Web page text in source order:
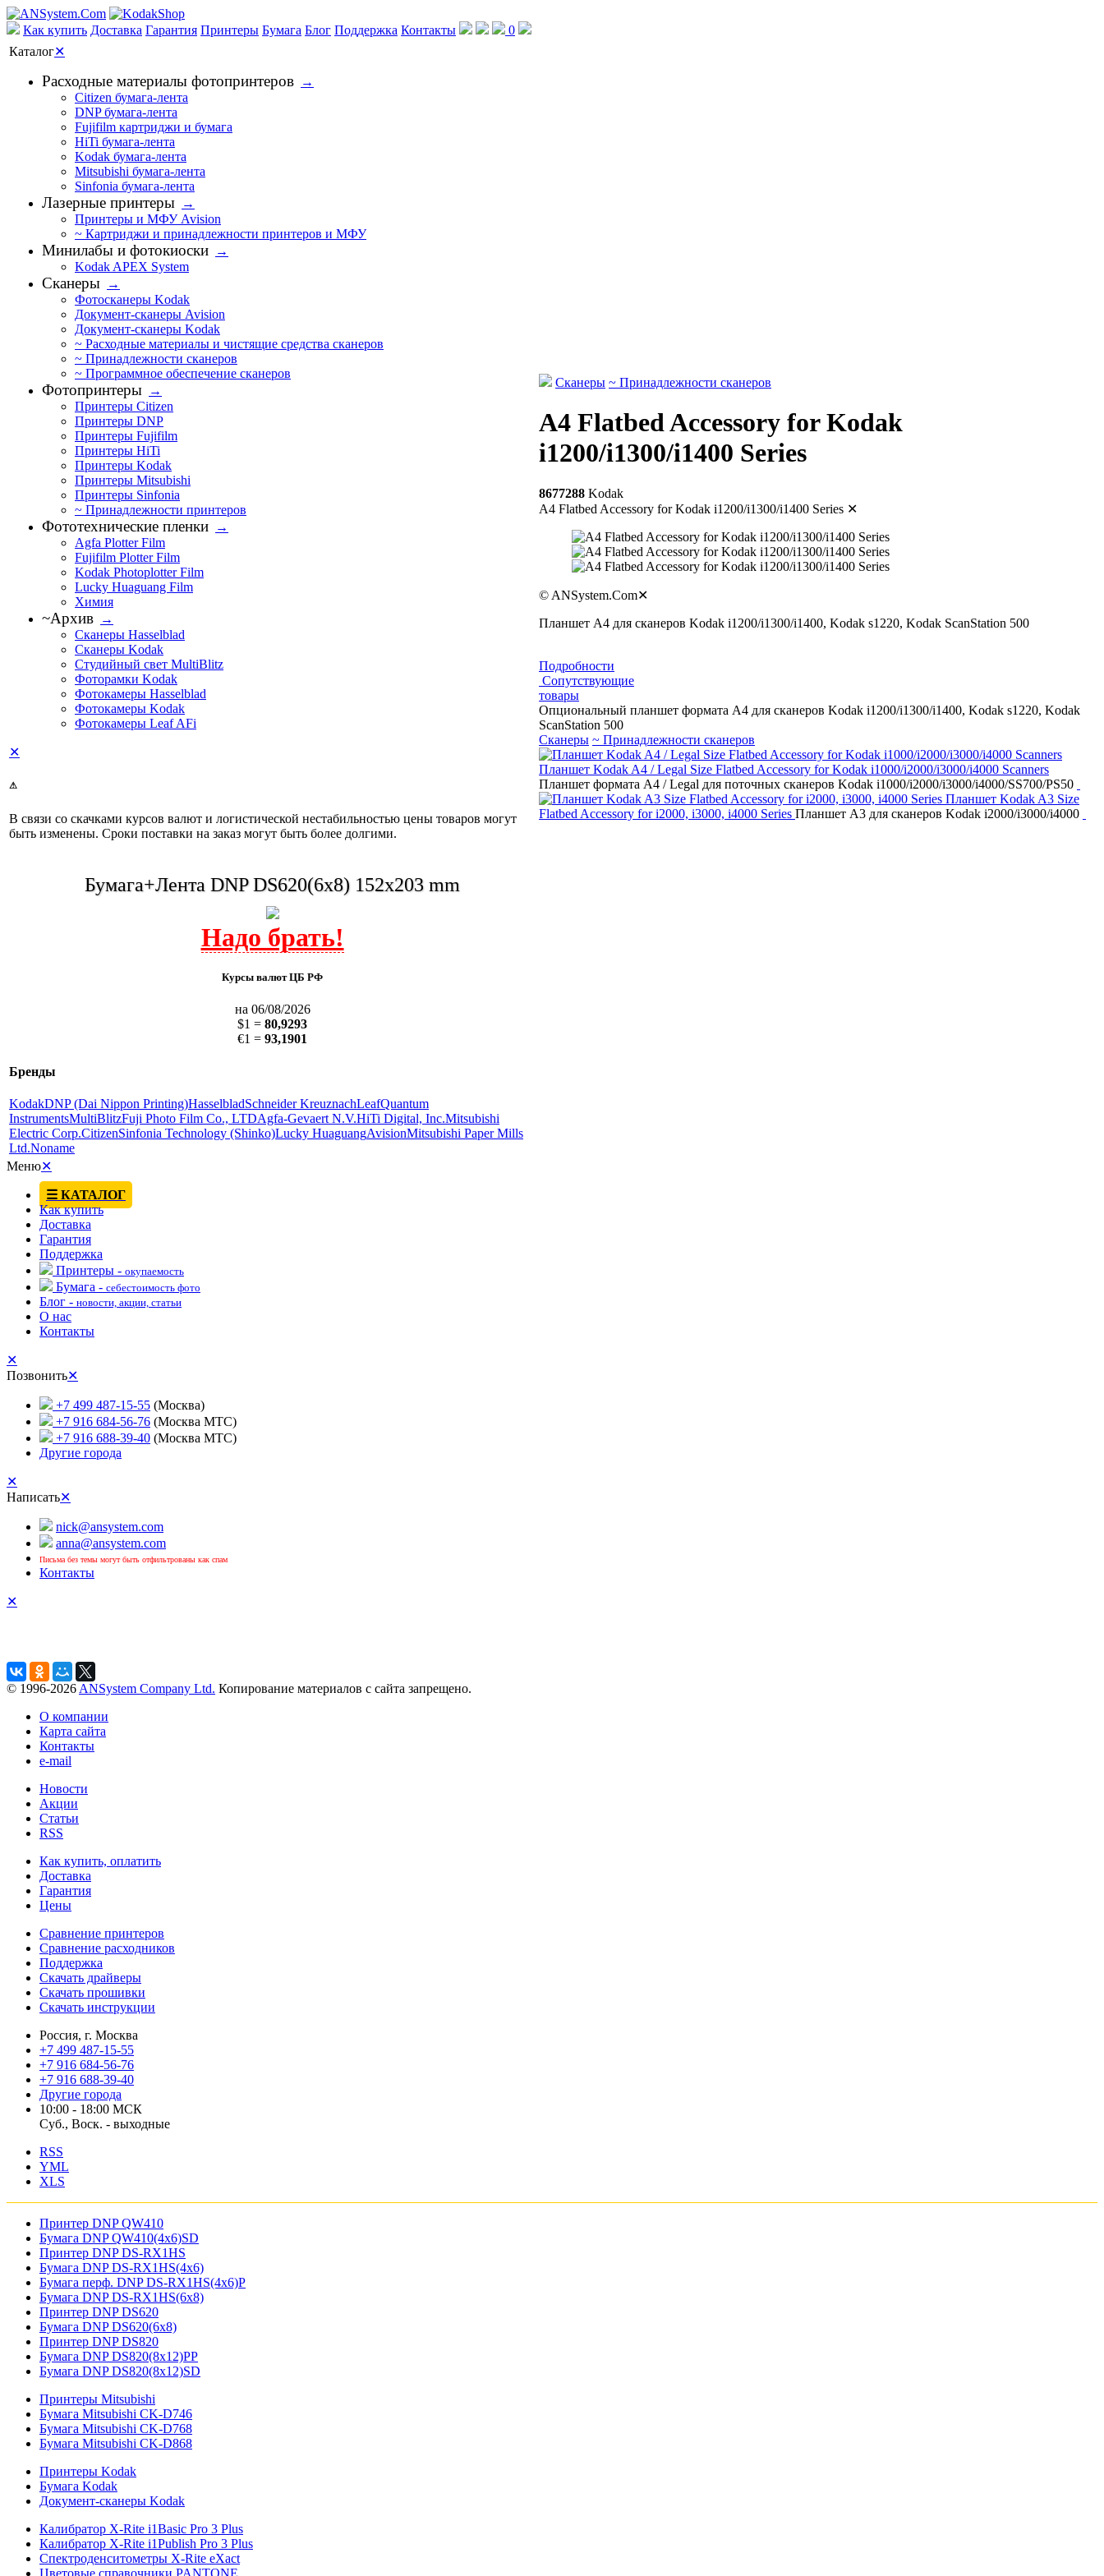
Как купить Доставка Гарантия Принтеры Бумага Блог Поддержка Контакты 0
Сканеры ~ Принадлежности сканеров
A4 Flatbed Accessory for Kodak
i1200/i1300/i1400 Series
8677288 Kodak
A4 Flatbed Accessory for Kodak i1200/i1300/i1400 Series ✕
© ANSystem.Com✕
Планшет А4 для сканеров Kodak i1200/i1300/i1400, Kodak s1220, Kodak ScanStation 500
Подробности
Сопутствующие
товары
Опциональный планшет формата А4 для сканеров Kodak i1200/i1300/i1400, Kodak s1220, Kodak
ScanStation 500
Сканеры ~ Принадлежности сканеров
Планшет Kodak A4 / Legal Size Flatbed Accessory for Kodak i1000/i2000/i3000/i4000 Scanners
Планшет формата А4 / Legal для поточных сканеров Kodak i1000/i2000/i3000/i4000/SS700/PS50
Планшет Kodak A3 Size
Flatbed Accessory for i2000, i3000, i4000 Series Планшет А3 для сканеров Kodak i2000/i3000/i4000
Каталог✕
Расходные материалы фотопринтеров
→
Citizen бумага-лента
DNP бумага-лента
Fujifilm картриджи и бумага
HiTi бумага-лента
Kodak бумага-лента
Mitsubishi бумага-лента
Sinfonia бумага-лента
Лазерные принтеры
→
Принтеры и МФУ Avision
~ Картриджи и принадлежности принтеров и МФУ
Минилабы и фотокиоски
→
Kodak APEX System
Сканеры
→
Фотосканеры Kodak
Документ-сканеры Avision
Документ-сканеры Kodak
~ Расходные материалы и чистящие средства сканеров
~ Принадлежности сканеров
~ Программное обеспечение сканеров
Фотопринтеры
→
Принтеры Citizen
Принтеры DNP
Принтеры Fujifilm
Принтеры HiTi
Принтеры Kodak
Принтеры Mitsubishi
Принтеры Sinfonia
~ Принадлежности принтеров
Фототехнические пленки
→
Agfa Plotter Film
Fujifilm Plotter Film
Kodak Photoplotter Film
Lucky Huaguang Film
Химия
~Архив
→
Сканеры Hasselblad
Сканеры Kodak
Студийный свет MultiBlitz
Фоторамки Kodak
Фотокамеры Hasselblad
Фотокамеры Kodak
Фотокамеры Leaf AFi
✕
⚠
В связи со скачками курсов валют и логистической нестабильностью цены товаров могут
быть изменены. Сроки поставки на заказ могут быть более долгими.
Бумага+Лента DNP DS620(6x8) 152x203 mm
Курсы валют ЦБ РФ
на 06/08/2026
$1 = 80,9293
€1 = 93,1901
Бренды
KodakDNP (Dai Nippon Printing)HasselbladSchneider KreuznachLeafQuantum
InstrumentsMultiBlitzFuji Photo Film Co., LTDAgfa-Gevaert N.V.HiTi Digital, Inc.Mitsubishi
Electric Corp.CitizenSinfonia Technology (Shinko)Lucky HuaguangAvisionMitsubishi Paper Mills
Ltd.Noname
Меню✕
☰ КАТАЛОГ
Как купить
Доставка
Гарантия
Поддержка
Принтеры - окупаемость
Бумага - себестоимость фото
Блог - новости, акции, статьи
О нас
Контакты
✕
Позвонить✕
+7 499 487-15-55 (Москва)
+7 916 684-56-76 (Москва МТС)
+7 916 688-39-40 (Москва МТС)
Другие города
✕
Написать✕
nick@ansystem.com
anna@ansystem.com
Письма без темы могут быть отфильтрованы как спам
Контакты
✕
© 1996-2026 ANSystem Company Ltd. Копирование материалов с сайта запрещено.
О компании
Карта сайта
Контакты
e-mail
Новости
Акции
Статьи
RSS
Как купить, оплатить
Доставка
Гарантия
Цены
Сравнение принтеров
Сравнение расходников
Поддержка
Скачать драйверы
Скачать прошивки
Скачать инструкции
Россия, г. Москва
+7 499 487-15-55
+7 916 684-56-76
+7 916 688-39-40
Другие города
10:00 - 18:00 МСК
Суб., Воск. - выходные
RSS
YML
XLS
Принтер DNP QW410
Бумага DNP QW410(4x6)SD
Принтер DNP DS-RX1HS
Бумага DNP DS-RX1HS(4x6)
Бумага перф. DNP DS-RX1HS(4x6)P
Бумага DNP DS-RX1HS(6x8)
Принтер DNP DS620
Бумага DNP DS620(6x8)
Принтер DNP DS820
Бумага DNP DS820(8x12)PP
Бумага DNP DS820(8x12)SD
Принтеры Mitsubishi
Бумага Mitsubishi CK-D746
Бумага Mitsubishi CK-D768
Бумага Mitsubishi CK-D868
Принтеры Kodak
Бумага Kodak
Документ-сканеры Kodak
Калибратор X-Rite i1Basic Pro 3 Plus
Калибратор X-Rite i1Publish Pro 3 Plus
Спектроденситометры X-Rite eXact
Цветовые справочники PANTONE